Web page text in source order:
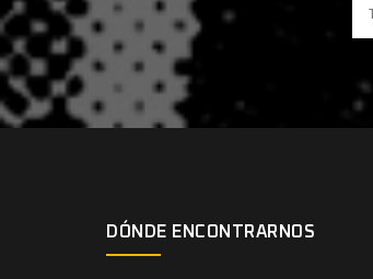
DÓNDE ENCONTRARNOS